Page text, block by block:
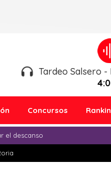
Tardeo Salsero -
Concursos
el descanso